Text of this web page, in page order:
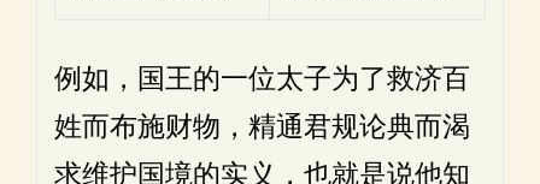
例如，国王的一位太子为了救济百
姓而布施财物，精通君规论典而渴
求维护国境的实义，也就是说他知